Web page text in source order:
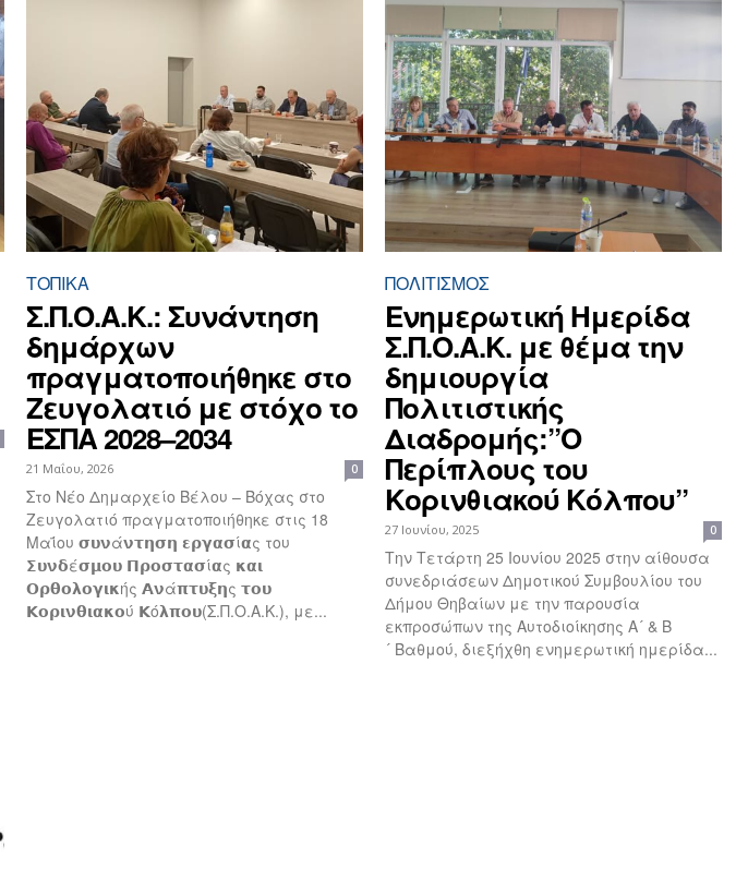
ΤΟΠΙΚΑ
Σ.Π.Ο.Α.Κ.: Συνάντηση
δημάρχων
πραγματοποιήθηκε στο
Ζευγολατιό με στόχο το
ΕΣΠΑ 2028–2034
21 Μαΐου, 2026 0
Στο Νέο Δημαρχείο Βέλου – Βόχας στο
Ζευγολατιό πραγματοποιήθηκε στις 18
Μαΐου 𝞂𝞄𝝼ά𝝼𝞃𝝶𝞂𝝶 𝝴𝞀𝝲𝝰𝞂ί𝝰ς του
𝝨𝞄𝝼𝝳έ𝞂𝝻𝝾𝞄 𝝥𝞀𝝾𝞂𝞃𝝰𝞂ί𝝰ς 𝝹𝝰𝝸
𝝤𝞀𝝷𝝾𝝺𝝾𝝲𝝸𝝹ής 𝝖𝝼ά𝝿𝞃𝞄𝝽𝝶ς 𝞃𝝾𝞄
𝝟𝝾𝞀𝝸𝝼𝝷𝝸𝝰𝝹𝝾ύ 𝝟ό𝝺𝝿𝝾𝞄(Σ.Π.Ο.Α.Κ.), με...
ΠΟΛΙΤΙΣΜΟΣ
Ενημερωτική Ημερίδα
Σ.Π.Ο.Α.Κ. με θέμα την
δημιουργία
Πολιτιστικής
Διαδρομής:”Ο
Περίπλους του
Κορινθιακού Κόλπου”
27 Ιουνίου, 2025 0
Την Τετάρτη 25 Ιουνίου 2025 στην αίθουσα
συνεδριάσεων Δημοτικού Συμβουλίου του
Δήμου Θηβαίων με την παρουσία
εκπροσώπων της Αυτοδιοίκησης Α´ & Β
´ Βαθμού, διεξήχθη ενημερωτική ημερίδα...